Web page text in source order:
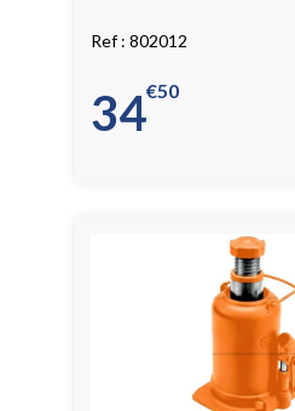
802012
34 50
€